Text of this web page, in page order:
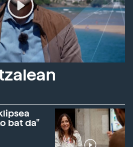
bat da"